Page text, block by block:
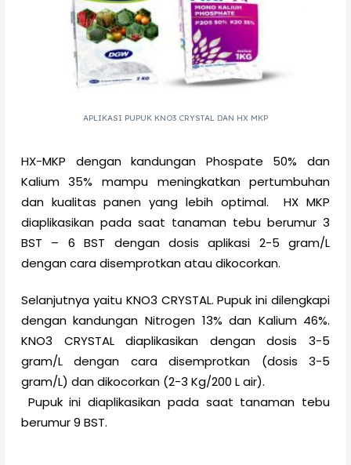
APLIKASI PUPUK KNO3 CRYSTAL DAN HX MKP
HX-MKP dengan kandungan Phospate 50% dan
Kalium 35% mampu meningkatkan pertumbuhan
dan kualitas panen yang lebih optimal. HX MKP
diaplikasikan pada saat tanaman tebu berumur 3
BST – 6 BST dengan dosis aplikasi 2-5 gram/L
dengan cara disemprotkan atau dikocorkan.
Selanjutnya yaitu KNO3 CRYSTAL. Pupuk ini dilengkapi
dengan kandungan Nitrogen 13% dan Kalium 46%.
KNO3 CRYSTAL diaplikasikan dengan dosis 3-5
gram/L dengan cara disemprotkan (dosis 3-5
gram/L) dan dikocorkan (2-3 Kg/200 L air).
Pupuk ini diaplikasikan pada saat tanaman tebu
berumur 9 BST.